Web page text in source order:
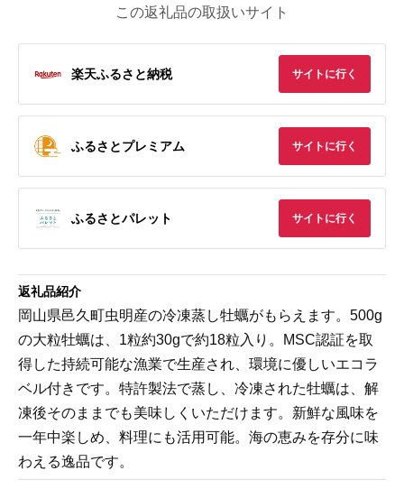
この返礼品の取扱いサイト
楽天ふるさと納税 サイトに行く
ふるさとプレミアム サイトに行く
ふるさとパレット サイトに行く
返礼品紹介
岡山県邑久町虫明産の冷凍蒸し牡蠣がもらえます。500g
の大粒牡蠣は、1粒約30gで約18粒入り。MSC認証を取
得した持続可能な漁業で生産され、環境に優しいエコラ
ベル付きです。特許製法で蒸し、冷凍された牡蠣は、解
凍後そのままでも美味しくいただけます。新鮮な風味を
一年中楽しめ、料理にも活用可能。海の恵みを存分に味
わえる逸品です。